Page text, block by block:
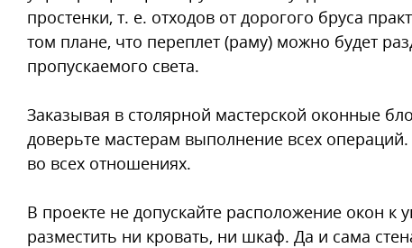
простенки, т. е. отходов от дорогого бруса
том плане, что переплет (раму) можно будет
пропускаемого света.
Заказывая в столярной мастерской оконные
доверьте мастерам выполнение всех
во всех отношениях.
В проекте не допускайте расположение окон к
разместить ни кровать, ни шкаф. Да и сама